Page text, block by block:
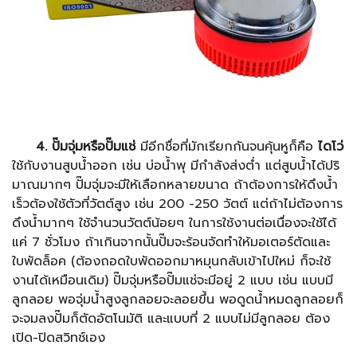
4. ปั๊มจุ่มหรือปั๊มแช่มีอีกชื่อที่มักเรียกกันจนคุ้นหูก็คือ ไดโว่
ใช้กับงานสูบน้ำออก เช่น บ่อน้ำพุ มีกำลังส่งต่ำ แต่สูบน้ำได้ปริ
มาณมากๆ ปั๊มจุ่มจะมีให้เลือกหลายขนาด ถ้าต้องการให้ดึงน้ำ
เร็วต้องใช้ตัวที่วัตต์สูง เช่น 200 -250 วัตต์ แต่ถ้าไม่ต้องการ
ดึงน้ำมากๆ ใช้จำนวนวัตต์น้อยๆ ในการใช้งานต่อเนื่องจะใช้ได้
แค่ 7 ชั่วโมง ถ้าเกินจากนั้นปั๊มจะร้อนจัดทำให้มอเตอร์ตัดและ
ใบพัดล็อค (ต้องถอดใบพัดออกมาหมุนกลับเข้าไปใหม่ ก็จะใช้
งานได้เหมือนเดิม) ปั๊มจุ่มหรือปั๊มแช่จะมีอยู่ 2 แบบ เช่น แบบมี
ลูกลอย พอจุ่มน้ำสูงลูกลอยจะลอยขึ้น พอดูดน้ำหมดลูกลอยก็
จะจมลงปั๊มก็ตัดอัตโนมัติ และแบบที่ 2 แบบไม่มีลูกลอย ต้อง
เปิด-ปิดสวิทช์เอง